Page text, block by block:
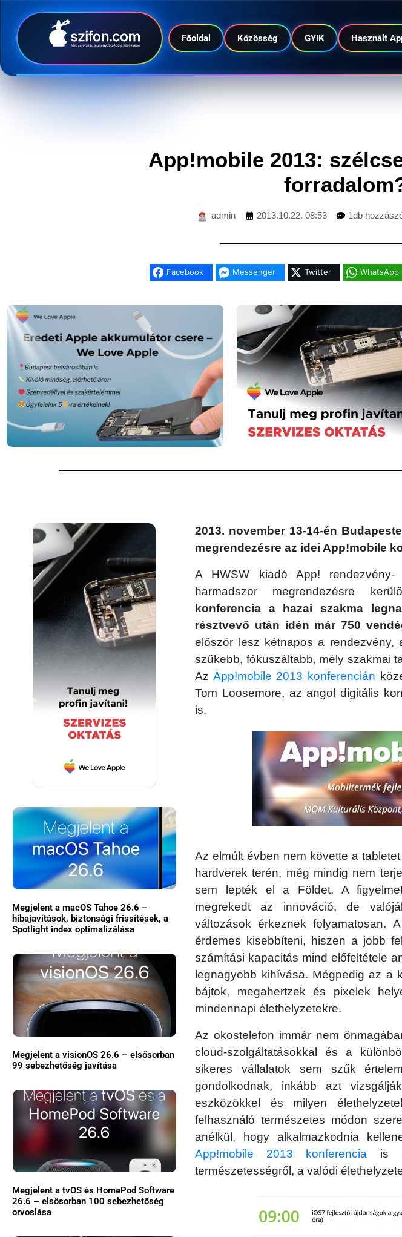
Főoldal Közösség GYIK Használt
App!mobile 2013:
admin 2013.10.22. 08:53 1db
Facebook Messenger Twitter WhatsApp
Megjelent a macOS Tahoe 26.6 –
hibajavítások, biztonsági frissítések, a
Spotlight index optimalizálása
Megjelent a visionOS 26.6 – elsősorban
99 sebezhetőség javítása
Megjelent a tvOS és HomePod Software
26.6 – elsősorban 100 sebezhetőség
orvoslása
2013. november 13-14-én
megrendezésre az idei App!mobile
A HWSW kiadó App! rendezvény-
harmadszor megrendezésre kerülő
konferencia a hazai szakma
résztvevő után idén már 750
először lesz kétnapos a rendezvény,
szűkebb, fókuszáltabb, mély szakmai
Az App!mobile 2013 konferencián
Tom Loosemore, az angol digitális
is.
Az elmúlt évben nem követte a
hardverek terén, még mindig nem
sem lepték el a Földet. A
megrekedt az innováció, de
változások érkeznek folyamatosan.
érdemes kisebbíteni, hiszen a jobb
számítási kapacitás mind előfeltétele
legnagyobb kihívása. Mégpedig az a
bájtok, megahertzek és pixelek
mindennapi élethelyzetekre.
Az okostelefon immár nem
cloud-szolgáltatásokkal és a
sikeres vállalatok sem szűk
gondolkodnak, inkább azt
eszközökkel és milyen
felhasználó természetes módon
anélkül, hogy alkalmazkodnia
App!mobile 2013 konferencia is a
természetességről, a valódi